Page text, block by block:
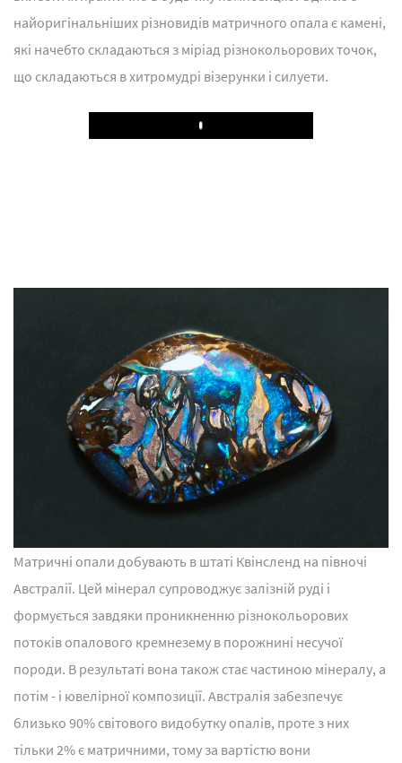
найоригінальніших різновидів матричного опала є камені,
які начебто складаються з міріад різнокольорових точок,
що складаються в хитромудрі візерунки і силуети.
Play
Матричні опали добувають в штаті Квінсленд на півночі
Австралії. Цей мінерал супроводжує залізній руді і
формується завдяки проникненню різнокольорових
потоків опалового кремнезему в порожнині несучої
породи. В результаті вона також стає частиною мінералу, а
потім - і ювелірної композиції. Австралія забезпечує
близько 90% світового видобутку опалів, проте з них
тільки 2% є матричними, тому за вартістю вони